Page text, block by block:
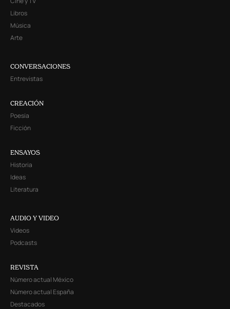
Libros
Música
Arte
CONVERSACIONES
Entrevistas
CREACIÓN
Poesía
Ficción
ENSAYOS
Historia
Ideas
Literatura
AUDIO Y VIDEO
Videos
Podcasts
REVISTA
Número actual México
Número actual España
Destacados